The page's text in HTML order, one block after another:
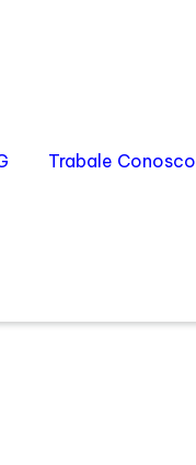
Trabale Conosco